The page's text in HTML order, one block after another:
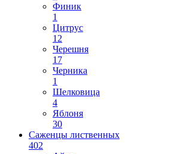
Финик
1
Цитрус
12
Черешня
17
Черника
1
Шелковица
4
Яблоня
30
Саженцы лиственных
402